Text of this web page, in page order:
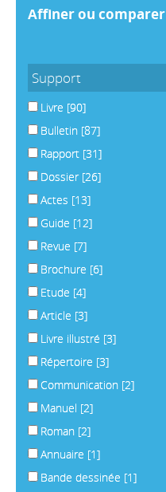
affiner ou comparer
Support
Livre [90]
Bulletin [87]
Rapport [31]
Dossier [26]
Actes [13]
Guide [12]
Revue [7]
Brochure [6]
Etude [4]
Article [3]
Livre illustré [3]
Répertoire [3]
Communication [2]
Manuel [2]
Roman [2]
Annuaire [1]
Bande dessinée [1]